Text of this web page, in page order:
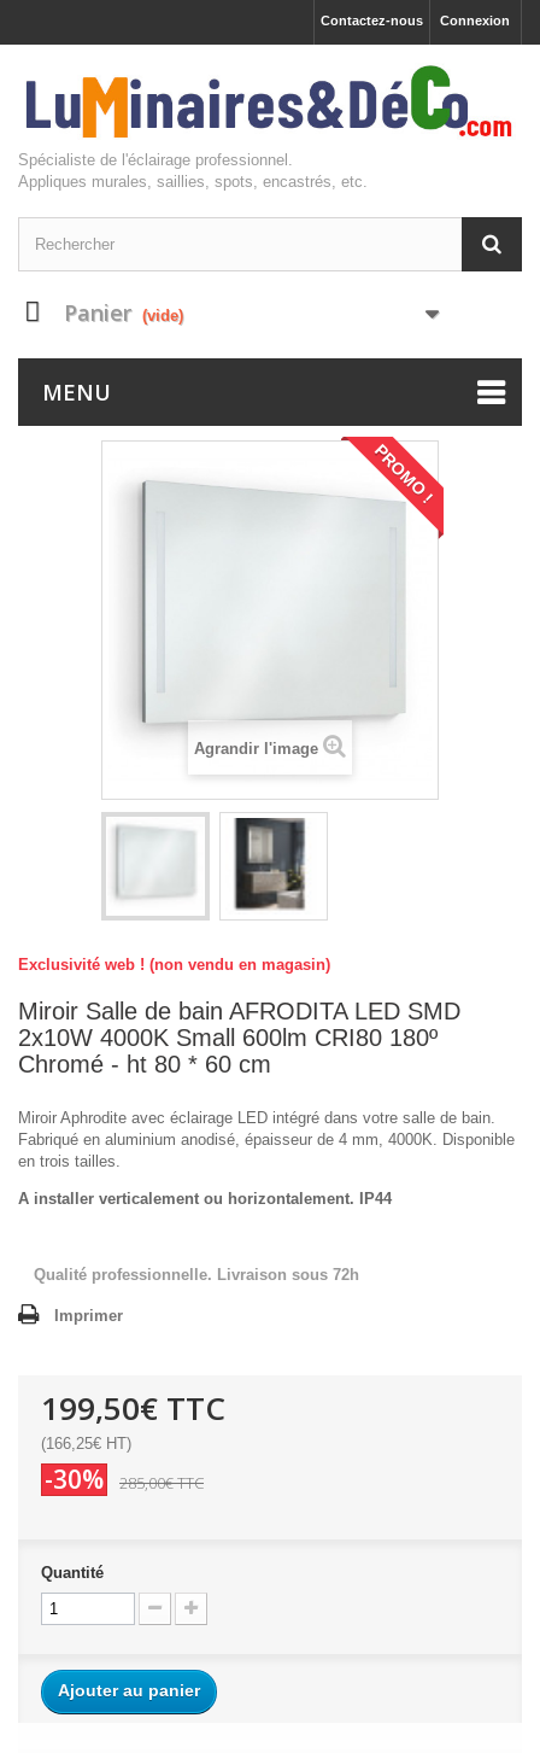
Connexion
Contactez-nous
Spécialiste de l'éclairage professionnel.
Appliques murales, saillies, spots, encastrés, etc.
Panier (vide)
MENU
PROMO !
Agrandir l'image
Exclusivité web ! (non vendu en magasin)
Miroir Salle de bain AFRODITA LED SMD
2x10W 4000K Small 600lm CRI80 180º
Chromé - ht 80 * 60 cm
Miroir Aphrodite avec éclairage LED intégré dans votre salle de bain.
Fabriqué en aluminium anodisé, épaisseur de 4 mm, 4000K. Disponible
en trois tailles.
A installer verticalement ou horizontalement. IP44
Qualité professionnelle. Livraison sous 72h
Imprimer
199,50€ TTC
(166,25€ HT)
-30% 285,00€TTC
Quantité
Ajouter au panier